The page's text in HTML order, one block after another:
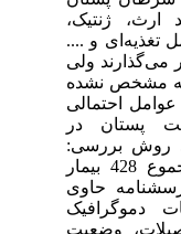
ژنتیک،
و ....
می‌گذارند ولی
مشخص نشده
احتمالی
پستان در
روش بررسی:
در این مطالعه مقطعی در مجموع 428 بیمار
حاوی
دموگرافیک
وضعیت